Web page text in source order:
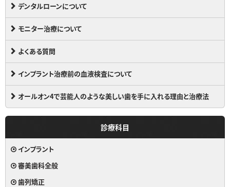
デンタルローンについて
モニター治療について
よくある質問
インプラント治療前の血液検査について
オールオン4で芸能人のような美しい歯を手に入れる理由と治療法
診療科目
インプラント
審美歯科全般
歯列矯正